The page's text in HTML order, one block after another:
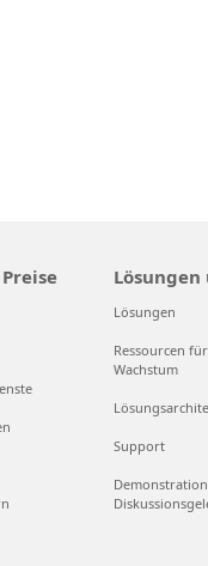
Lösungen
Ressourcen
Wachstum
Support